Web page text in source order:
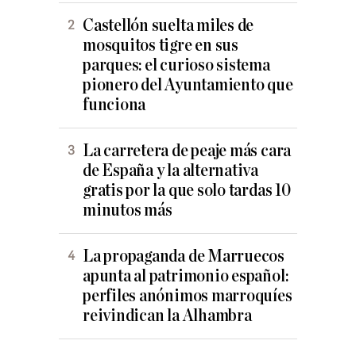
Castellón suelta miles de
mosquitos tigre en sus
parques: el curioso sistema
pionero del Ayuntamiento que
funciona
La carretera de peaje más cara
de España y la alternativa
gratis por la que solo tardas 10
minutos más
La propaganda de Marruecos
apunta al patrimonio español:
perfiles anónimos marroquíes
reivindican la Alhambra